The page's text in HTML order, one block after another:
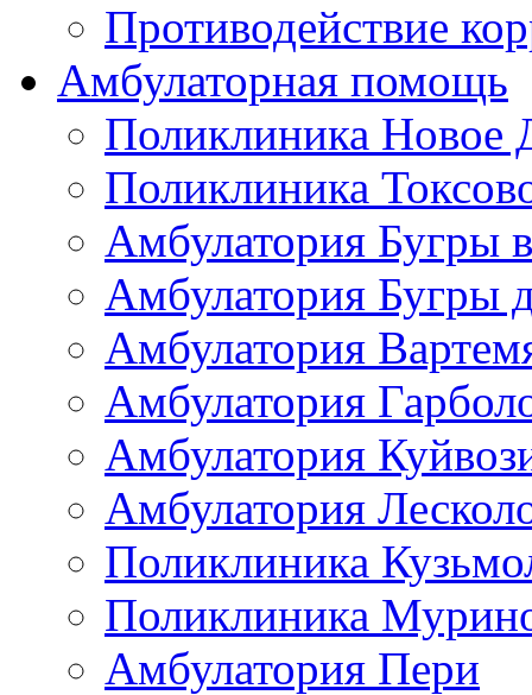
Противодействие
Амбулаторная помощь
Поликлиника Новое
Поликлиника
Амбулатория Бугры
Амбулатория Бугры
Амбулатория
Амбулатория
Амбулатория
Амбулатория
Поликлиника
Поликлиника
Амбулатория Пери